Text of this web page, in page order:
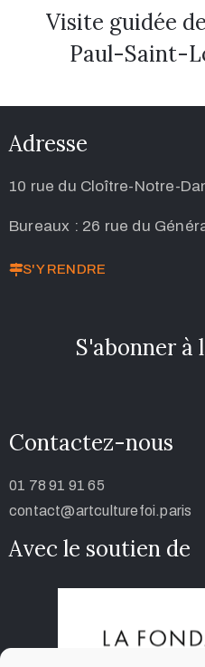
Visite guidée
Paul-Saint-
Adresse
10 rue du Cloître-Notre-
Bureaux : 26 rue du
S'Y RENDRE
S'abonner à
Contactez-nous
01 78 91 91 65
contact@artculturefoi.paris
Avec le soutien de